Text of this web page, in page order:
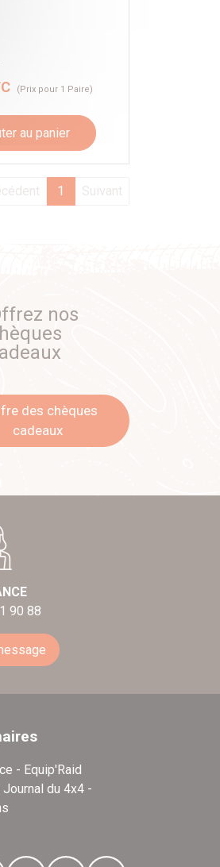
(Prix pour 1 Paire)
au panier
1 Suivant
nos
des chèques
cadeaux
90 88
- Equip'Raid
du 4x4 -